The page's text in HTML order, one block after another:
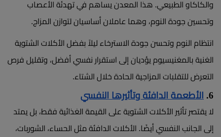
والكاكاو الطبيعي. هذا المعدن يساهم في تهدئة الأعصاب
وتحسين جودة النوم، وهما عاملان أساسيان لتوازن المزاج.
انتظام النوم وتحسن جودة الاسترخاء ليلاً بفضل الأكلات الشتوية
الغنية بالمغنيسيوم يؤديان إلى استقرار نفسي أفضل، وتقليل فرص
التعرض للتقلبات المزاجية الحادة خلال الشتاء.
6. الأطعمة الدافئة وتأثيرها النفسي
لا يقتصر تأثير الأكلات الشتوية على القيمة الغذائية فقط، بل يمتد
إلى الجانب النفسي أيضًا. الأكلات الدافئة مثل الحساء، الشوربات،